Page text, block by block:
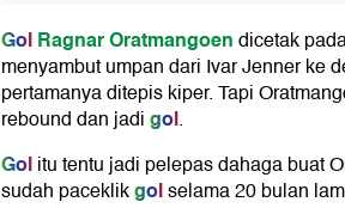
GolRagnar Oratmangoendicetak
menyambut umpan dari Ivar Jenner ke
pertamanya ditepis kiper. Tapi
rebound dan jadigol.
Golitu tentu jadi pelepas dahaga buat
sudah paceklikgolselama 20 bulan